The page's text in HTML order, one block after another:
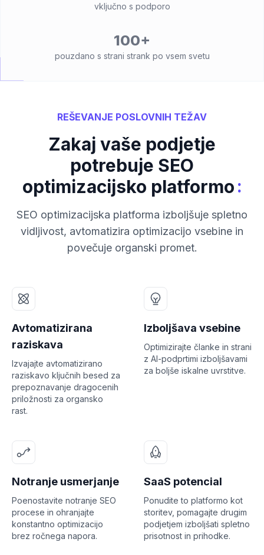
vključno s podporo
100+
pouzdano s strani strank po vsem svetu
REŠEVANJE POSLOVNIH TEŽAV
Zakaj vaše podjetje
potrebuje SEO
optimizacijsko platformo:
SEO optimizacijska platforma izboljšuje spletno
vidljivost, avtomatizira optimizacijo vsebine in
povečuje organski promet.
Avtomatizirana
raziskava
Izvajajte avtomatizirano
raziskavo ključnih besed za
prepoznavanje dragocenih
priložnosti za organsko
rast.
Izboljšava vsebine
Optimizirajte članke in strani
z AI-podprtimi izboljšavami
za boljše iskalne uvrstitve.
Notranje usmerjanje
Poenostavite notranje SEO
procese in ohranjajte
konstantno optimizacijo
brez ročnega napora.
SaaS potencial
Ponudite to platformo kot
storitev, pomagajte drugim
podjetjem izboljšati spletno
prisotnost in prihodke.